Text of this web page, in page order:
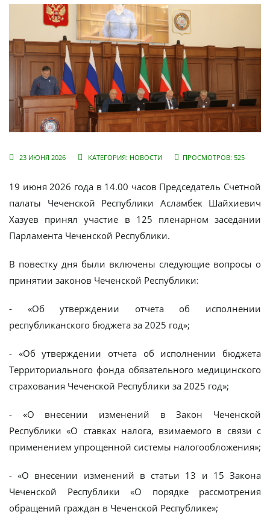
23 ИЮНЯ 2026 КАТЕГОРИЯ: НОВОСТИ ПРОСМОТРОВ: 525
19 июня 2026 года в 14.00 часов Председатель Счетной
палаты Чеченской Республики Асламбек Шайхиевич
Хазуев принял участие в 125 пленарном заседании
Парламента Чеченской Республики.
В повестку дня были включены следующие вопросы о
принятии законов Чеченской Республики:
- «Об утверждении отчета об исполнении
республиканского бюджета за 2025 год»;
- «Об утверждении отчета об исполнении бюджета
Территориального фонда обязательного медицинского
страхования Чеченской Республики за 2025 год»;
- «О внесении изменений в Закон Чеченской
Республики «О ставках налога, взимаемого в связи с
применением упрощенной системы налогообложения»;
- «О внесении изменений в статьи 13 и 15 Закона
Чеченской Республики «О порядке рассмотрения
обращений граждан в Чеченской Республике»;